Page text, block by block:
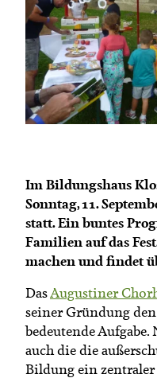
Mitgliedschaft
Landessekretariat
Bäuerliche Buffets
Hofgeschichten
Im Bildungshaus
Sonntag, 11.
statt. Ein buntes
Familien auf das
machen und findet
DasAugustiner
seiner Gründung
bedeutende
auch die die
Bildung ein